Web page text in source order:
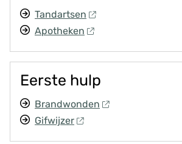
Tandartsen
Apotheken
Eerste hulp
Brandwonden
Gifwijzer